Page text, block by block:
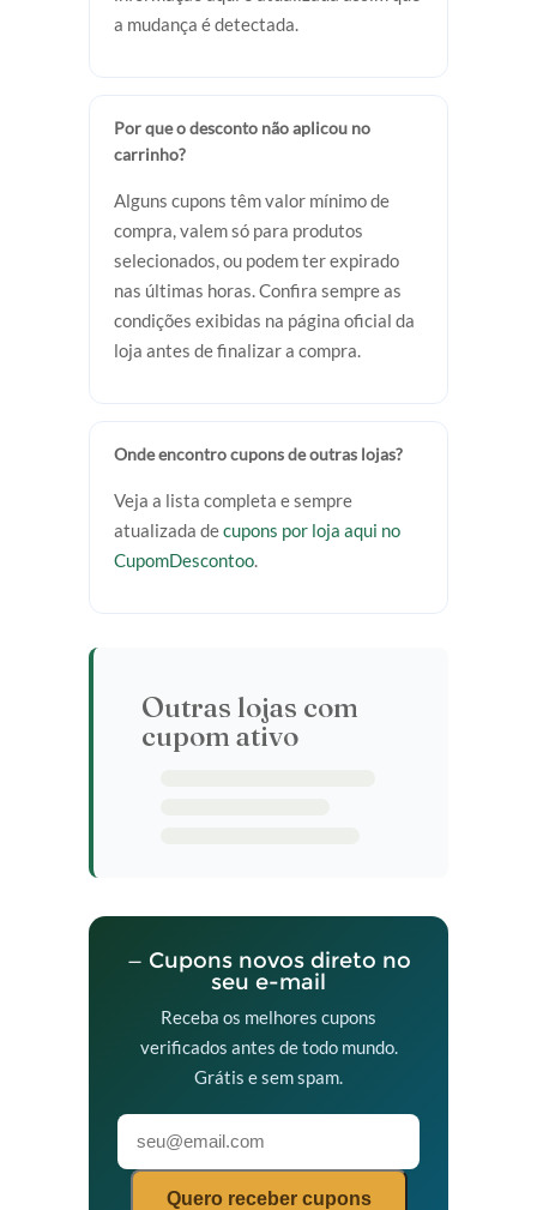
a mudança é detectada.
Por que o desconto não aplicou no
carrinho?
Alguns cupons têm valor mínimo de
compra, valem só para produtos
selecionados, ou podem ter expirado
nas últimas horas. Confira sempre as
condições exibidas na página oficial da
loja antes de finalizar a compra.
Onde encontro cupons de outras lojas?
Veja a lista completa e sempre
atualizada decupons por loja aqui no
CupomDescontoo.
Outras lojas com
cupom ativo
— Cupons novos direto no
seu e-mail
Receba os melhores cupons
verificados antes de todo mundo.
Grátis e sem spam.
Quero receber cupons